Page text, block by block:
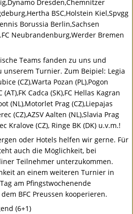
Dresden,Chemnitzer
BSC,Holstein Kiel,Spvgg
Borussia Berlin,Sachsen
Neubrandenburg,Werder Bremen
Teams fanden zu uns und
Turnier. Zum Beipiel: Legia
(CZ),Warta Pozan (PL),Pogon
Cadca (SK),FC Hellas Kagran
(NL),Motorlet Prag (CZ),Liepajas
(CZ),AZSV Aalten (NL),Slavia Prag
Kralove (CZ), Ringe BK (DK) u.v.m.!
oder Hotels helfen wir gerne. Für
auch die Möglichkeit, bei
Teilnehmer unterzukommen.
an einem weiteren Turnier in
am Pfingstwochenende
BFC Preussen kooperieren.
(6+1)